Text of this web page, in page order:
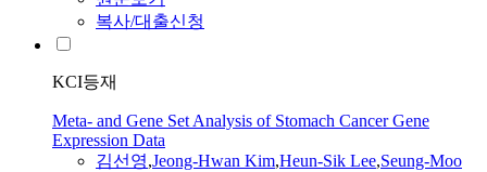
복사/대출신청
KCI등재
Meta- and Gene Set Analysis of Stomach Cancer Gene
Expression Data
김선영,Jeong-Hwan Kim,Heun-Sik Lee,Seung-Moo